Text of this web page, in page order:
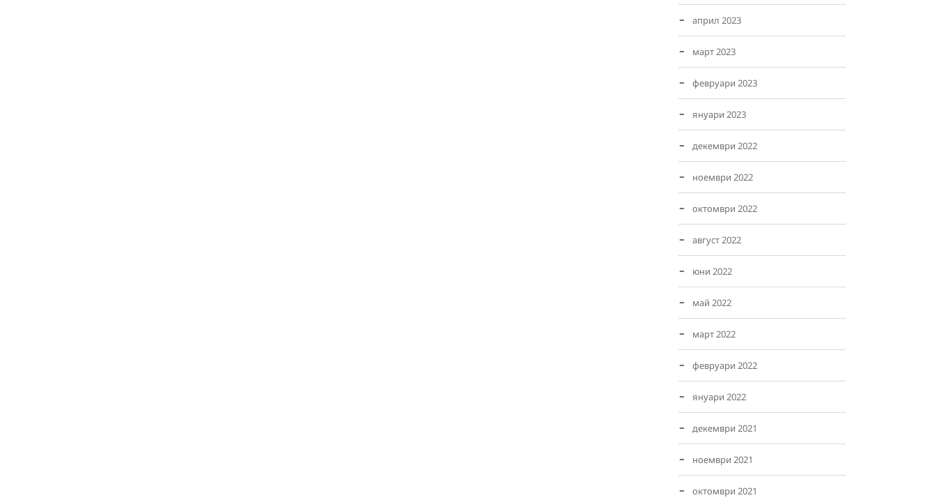
април 2023
март 2023
февруари 2023
януари 2023
декември 2022
ноември 2022
октомври 2022
август 2022
юни 2022
май 2022
март 2022
февруари 2022
януари 2022
декември 2021
ноември 2021
октомври 2021